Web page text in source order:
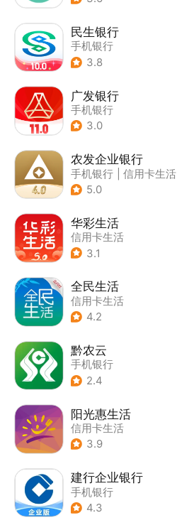
民生银行
手机银行
3.8
广发银行
手机银行
3.0
农发企业银行
手机银行
信用卡生活
5.0
华彩生活
信用卡生活
3.1
全民生活
信用卡生活
4.2
黔农云
手机银行
2.4
阳光惠生活
信用卡生活
3.9
建行企业银行
手机银行
4.3